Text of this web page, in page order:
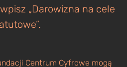
„Darowizna na cele
Centrum Cyfrowe mogą